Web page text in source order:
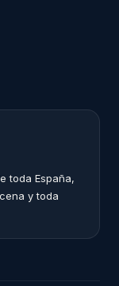
toda España,
y toda